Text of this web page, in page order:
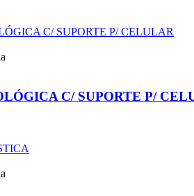
C/ SUPORTE P/